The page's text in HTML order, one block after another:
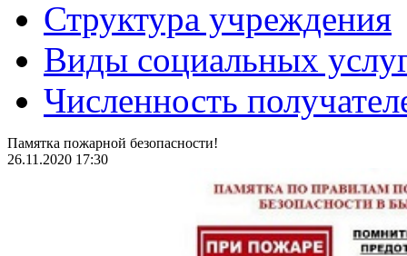
Структура учреждения
Виды социальных
Численность
Памятка пожарной безопасности!
26.11.2020 17:30